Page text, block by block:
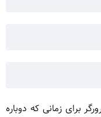
برای زمانی که دوباره